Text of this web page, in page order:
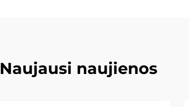
Naujausi naujienos